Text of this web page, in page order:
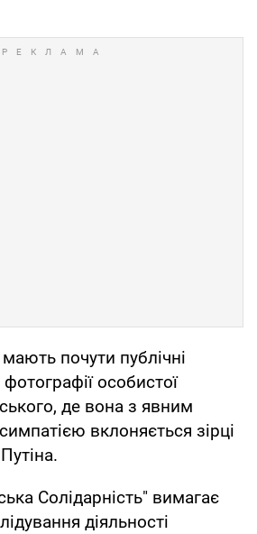
почути публічні
особистої
де вона з явним
вклоняється зірці
Солідарність" вимагає
діяльності